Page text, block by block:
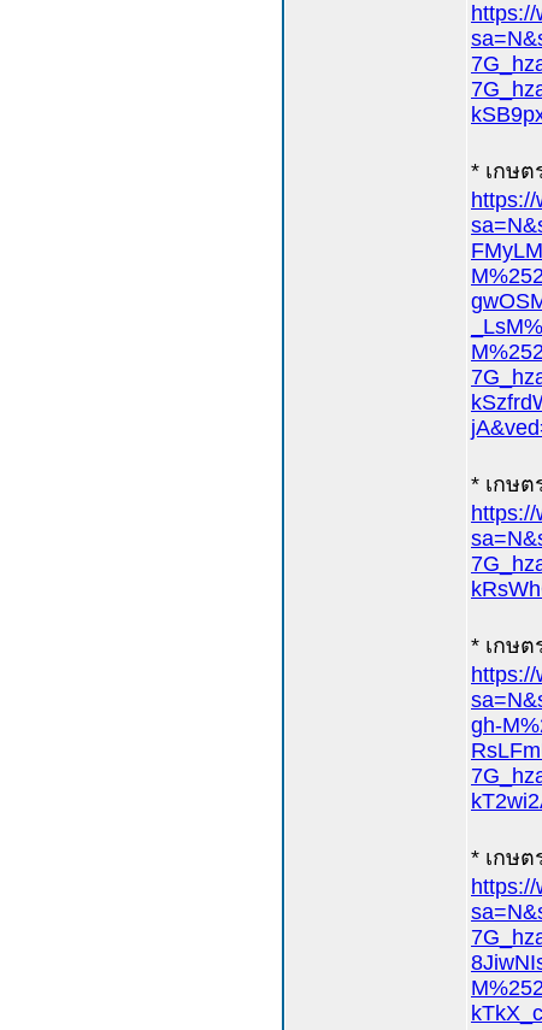
* เกษต
* เกษต
* เกษต
gh-
* เกษต